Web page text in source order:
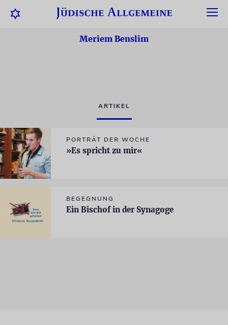
Meriem Benslim
ARTIKEL
PORTRÄT DER WOCHE
»Es spricht zu mir«
BEGEGNUNG
Ein Bischof in der Synagoge